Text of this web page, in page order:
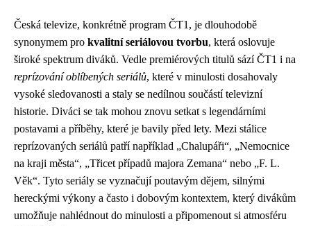
Česká televize, konkrétně program ČT1, je dlouhodobě
synonymem pro kvalitní seriálovou tvorbu, která oslovuje
široké spektrum diváků. Vedle premiérových titulů sází ČT1 i na
reprízování oblíbených seriálů, které v minulosti dosahovaly
vysoké sledovanosti a staly se nedílnou součástí televizní
historie. Diváci se tak mohou znovu setkat s legendárními
postavami a příběhy, které je bavily před lety. Mezi stálice
reprízovaných seriálů patří například „Chalupáři“, „Nemocnice
na kraji města“, „Třicet případů majora Zemana“ nebo „F. L.
Věk“. Tyto seriály se vyznačují poutavým dějem, silnými
hereckými výkony a často i dobovým kontextem, který divákům
umožňuje nahlédnout do minulosti a připomenout si atmosféru